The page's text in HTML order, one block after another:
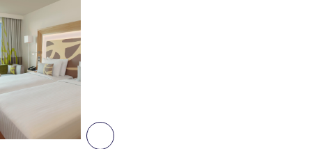
Następny - Pokój